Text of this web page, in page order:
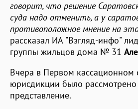
говорит, что решение
суда надо отменить, а у
противоположное мнение на
рассказал ИА "Взгляд-инфо"
группы жильцов дома № 31
Вчера в Первом кассационном
юрисдикции было
представление.